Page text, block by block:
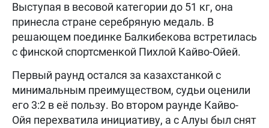
Выступая в весовой категории до 51 кг, она
принесла стране серебряную медаль. В
решающем поединке Балкибекова встретилась
с финской спортсменкой Пихлой Кайво-Ойей.
Первый раунд остался за казахстанкой с
минимальным преимуществом, судьи оценили
его 3:2 в её пользу. Во втором раунде Кайво-
Ойя перехватила инициативу, а с Алуы был снят